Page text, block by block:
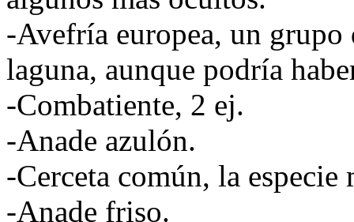
-Avefría europea, un grupo
laguna, aunque podría
-Combatiente, 2 ej.
-Anade azulón.
-Cerceta común, la especie
-Anade friso.